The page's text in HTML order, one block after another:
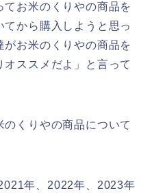
お米のくりやの商品を
から購入しようと思っ
お米のくりやの商品を
ススメだよ」と言って
くりやの商品について
年、2022年、2023年